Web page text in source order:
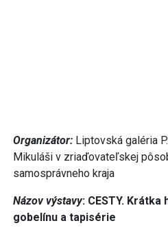
Organizátor: Liptovská galéria
Mikuláši v zriaďovateľskej
samosprávneho kraja
Názov výstavy: CESTY.
gobelínu a tapisérie